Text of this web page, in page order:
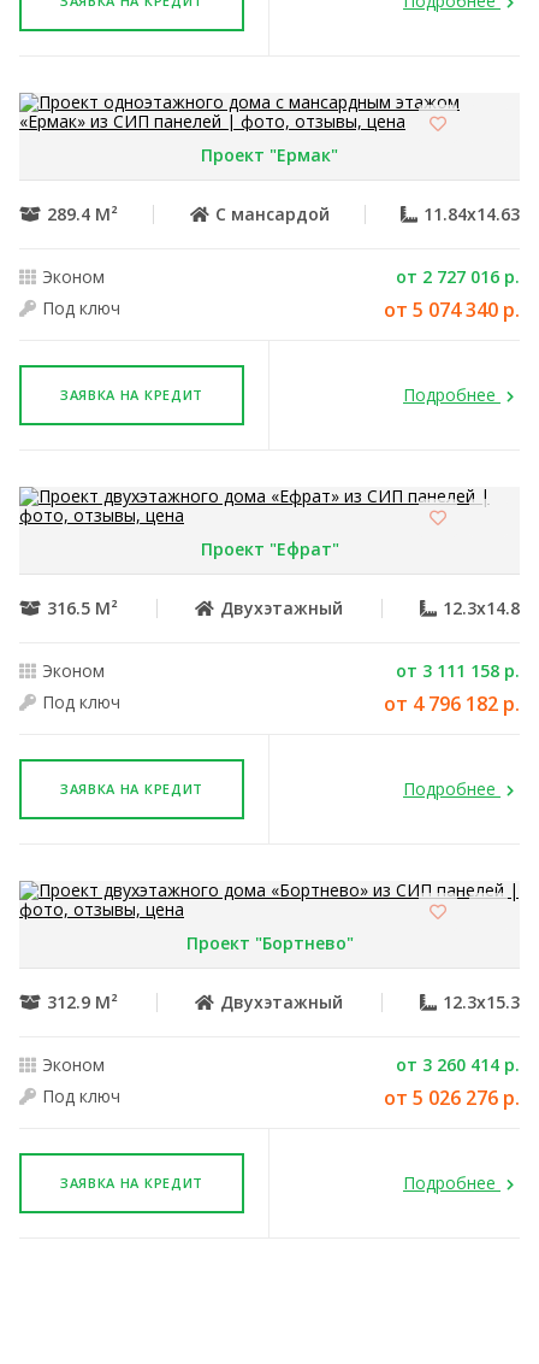
Проект "Ермак"
289.4 М² С мансардой 11.84x14.63
Эконом
от 2 727 016 р.
Под ключ
от 5 074 340 р.
ЗАЯВКА НА КРЕДИТ Подробнее
Проект "Ефрат"
316.5 М² Двухэтажный 12.3x14.8
Эконом
от 3 111 158 р.
Под ключ
от 4 796 182 р.
ЗАЯВКА НА КРЕДИТ Подробнее
Проект "Бортнево"
312.9 М² Двухэтажный 12.3x15.3
Эконом
от 3 260 414 р.
Под ключ
от 5 026 276 р.
ЗАЯВКА НА КРЕДИТ Подробнее